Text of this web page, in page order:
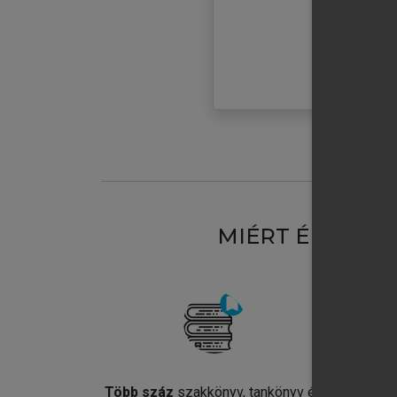
MIÉRT
Több száz szakkönyv, tankönyv és